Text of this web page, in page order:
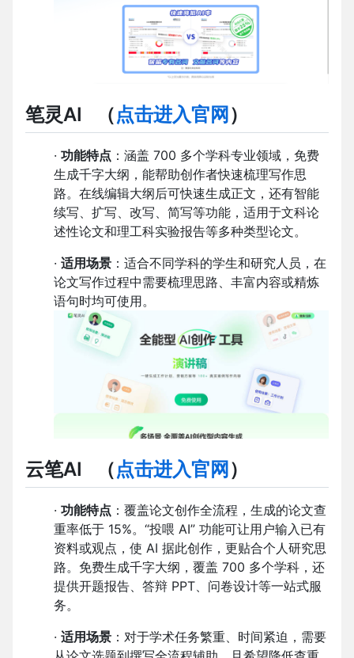
笔灵AI （点击进入官网 ）
· 功能特点 ：涵盖 700 多个学科专业领域，免费
生成千字大纲，能帮助创作者快速梳理写作思
路。在线编辑大纲后可快速生成正文，还有智能
续写、扩写、改写、简写等功能，适用于文科论
述性论文和理工科实验报告等多种类型论文。
· 适用场景 ：适合不同学科的学生和研究人员，在
论文写作过程中需要梳理思路、丰富内容或精炼
语句时均可使用。
云笔AI （点击进入官网 ）
· 功能特点 ：覆盖论文创作全流程，生成的论文查
重率低于 15%。“投喂 AI” 功能可让用户输入已有
资料或观点，使 AI 据此创作，更贴合个人研究思
路。免费生成千字大纲，覆盖 700 多个学科，还
提供开题报告、答辩 PPT、问卷设计等一站式服
务。
· 适用场景 ：对于学术任务繁重、时间紧迫，需要